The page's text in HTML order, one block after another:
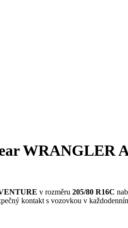
WRANGLER
v rozměru 205/80 R16C
kontakt s vozovkou v